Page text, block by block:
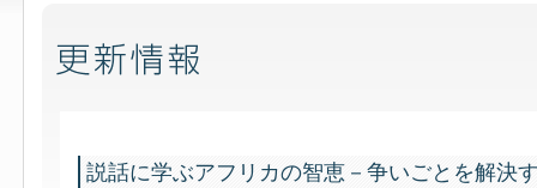
説話に学ぶアフリカの智恵－争いごとを解決